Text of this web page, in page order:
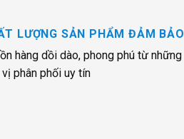
LƯỢNG SẢN PHẨM ĐẢM BẢO
hàng dồi dào, phong phú từ những
phân phối uy tín